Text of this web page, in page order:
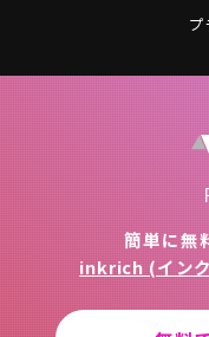
プ
簡単に無
inkrich (イン